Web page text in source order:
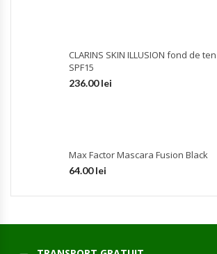
CLARINS SKIN ILLUSION fond de ten
SPF15
236.00lei
Max Factor Mascara Fusion Black
64.00lei